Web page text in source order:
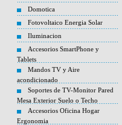
Domotica
Fotovoltaico Energia Solar
Iluminacion
Accesorios SmartPhone y
Tablets
Mandos TV y Aire
acondicionado
Soportes de TV-Monitor Pared
Mesa Exterior Suelo o Techo
Accesorios Oficina Hogar
Ergonomia